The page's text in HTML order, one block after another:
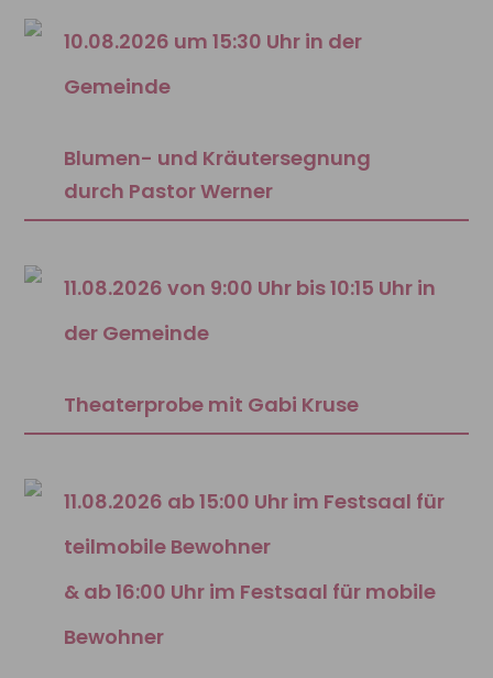
10.08.2026 um 15:30 Uhr in der
Gemeinde
Blumen- und Kräutersegnung
durch Pastor Werner
11.08.2026 von 9:00 Uhr bis 10:15 Uhr in
der Gemeinde
Theaterprobe mit Gabi Kruse
11.08.2026 ab 15:00 Uhr im Festsaal für
teilmobile Bewohner
& ab 16:00 Uhr im Festsaal für mobile
Bewohner